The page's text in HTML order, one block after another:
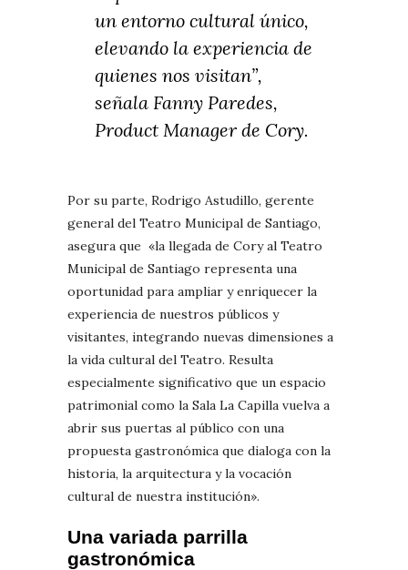
un entorno cultural único,
elevando la experiencia de
quienes nos visitan”,
señala Fanny Paredes,
Product Manager de Cory.
Por su parte, Rodrigo Astudillo, gerente
general del Teatro Municipal de Santiago,
asegura que «la llegada de Cory al Teatro
Municipal de Santiago representa una
oportunidad para ampliar y enriquecer la
experiencia de nuestros públicos y
visitantes, integrando nuevas dimensiones a
la vida cultural del Teatro. Resulta
especialmente significativo que un espacio
patrimonial como la Sala La Capilla vuelva a
abrir sus puertas al público con una
propuesta gastronómica que dialoga con la
historia, la arquitectura y la vocación
cultural de nuestra institución».
Una variada parrilla
gastronómica